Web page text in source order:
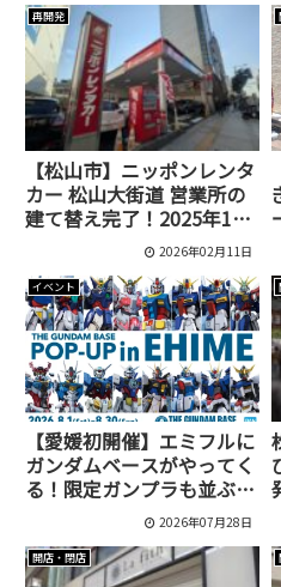
再開発
【松山市】ニッポンレンタ
カー 松山大街道 営業所の
建て替え完了！2025年12
月23日リニューアルオープ
2026年02月11日
イベント
【愛媛初開催】エミフルに
ガンダムベースがやってく
る！限定ガンプラも並ぶ
「THE GUNDAM BASE
POP-UP in EHIME」
2026年07月28日
開店・閉店